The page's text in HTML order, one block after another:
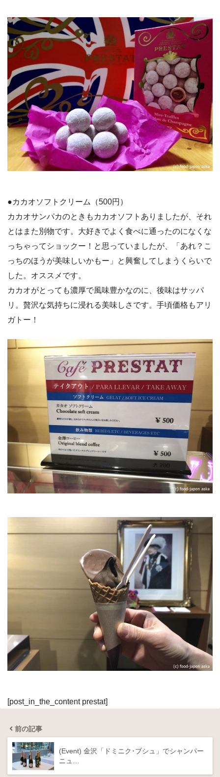
●カカオソフトクリーム（500円）
カカオサンパカのときもカカオソフトありましたが、それ
とはまた別物です。大好きでよく食べに通ったのになくな
っちゃってショックー！と思っていましたが、「あれ？こ
っちのほうが美味しいかもー」と興奮してしまうくらいで
した。オススメです。
カカオがとっても濃厚で風味豊かなのに、後味はサッパ
リ。贅沢な気持ちに浸れる美味しさです。手頃価格もアリ
ガトー！
[post_in_the_content prestat]
前の記事
(Event) 金沢「ドミニク･ブシュ」でシャンパー
ニュ…